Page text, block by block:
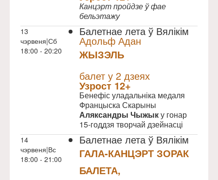
Канцэрт пройдзе ў фае
бельэтажу
13
чэрвеня|Сб
18:00 - 20:20
Балетнае лета ў Вялікім
Адольф Адан
ЖЫЗЭЛЬ
балет у 2 дзеях
Узрoст 12+
Бенефіс уладальніка медаля
Францыска Скарыны
Аляксандры Чыжыку гонар
15-годдзя творчай дзейнасці
14
чэрвеня|Вс
18:00 - 21:00
Балетнае лета ў Вялікім
ГАЛА-КАНЦЭРТ ЗОРАК
БАЛЕТА,